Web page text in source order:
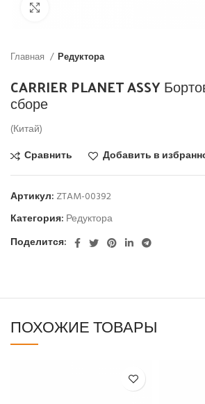
Главная Редуктора
CARRIER PLANET ASSY
сборе
(Китай)
Сравнить
Добавить в
Артикул: ZTAM-00392
Категория: Редуктора
Поделится:
ПОХОЖИЕ ТОВАРЫ